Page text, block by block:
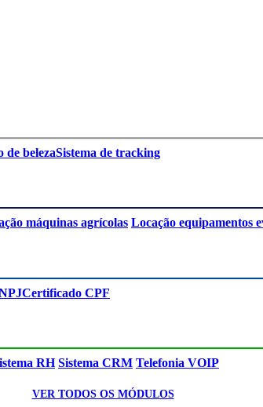
de belezaSistema de tracking
máquinas agrícolas Locação equipamentos
Certificado CPF
RH Sistema CRM Telefonia VOIP
VER TODOS OS MÓDULOS